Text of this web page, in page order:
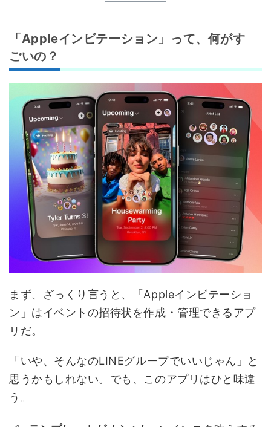
「Appleインビテーション」って、何がす
ごいの？
まず、ざっくり言うと、「Appleインビテーショ
ン」はイベントの招待状を作成・管理できるアプ
リだ。
「いや、そんなのLINEグループでいいじゃん」と
思うかもしれない。でも、このアプリはひと味違
う。